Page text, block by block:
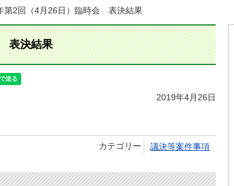
児童福祉
高齢者福祉
介護保険
障害福祉
保健・医療
観光
アップルミュー
第2回（4月26日）臨時会 表決結果
表決結果
2019年4月26日
カテゴリー 議決等案件事項